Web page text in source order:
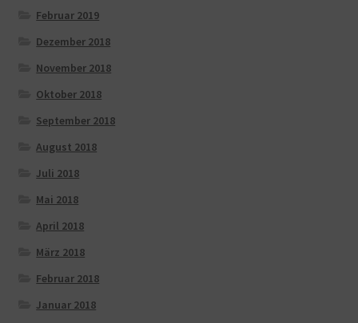
Februar 2019
Dezember 2018
November 2018
Oktober 2018
September 2018
August 2018
Juli 2018
Mai 2018
April 2018
März 2018
Februar 2018
Januar 2018